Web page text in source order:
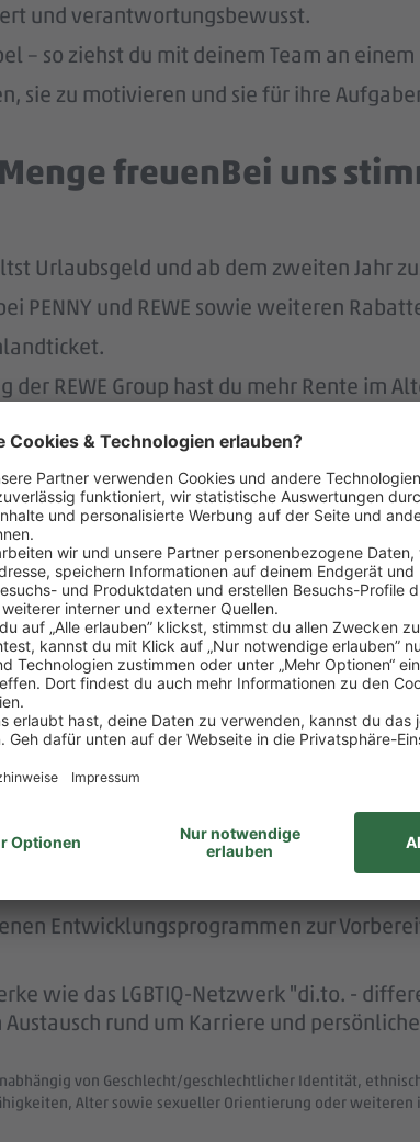
und verantwortungsbewusst.
– so ziehst du mit deinem Team an einem
sie zu motivieren und sie für ihre
freuenBei uns
Urlaubsgeld und ab dem zweiten Jahr
PENNY und REWE sowie weiteren
REWE Group hast du mehr Rente im
– das
dass du dir nach 3 Jahren bei
dich durch die Vermittlung von
- wir fördern dich.
statt, bei denen du
stehst.
z.B. zu Themen wie Führung oder
Entwicklungsprogrammen zur
wie das LGBTIQ-Netzwerk "di.to. -
rund um Karriere und
von Geschlecht/geschlechtlicher Identität,
Alter sowie sexueller Orientierung oder